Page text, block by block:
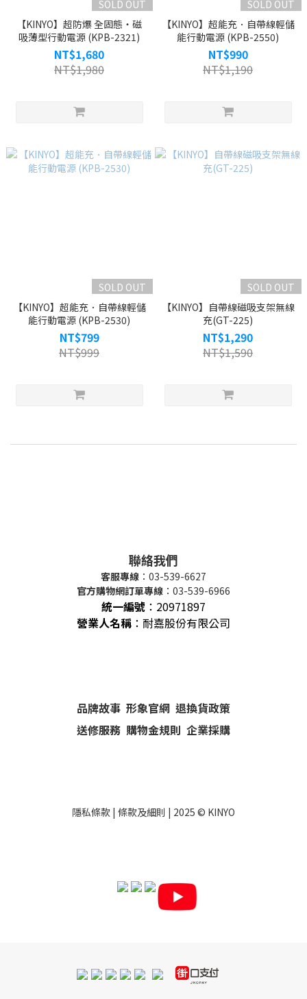
SOLD OUT
【KINYO】超防爆 全固態‧磁
吸薄型行動電源 (KPB-2321)
NT$1,680
NT$1,980
SOLD OUT
【KINYO】超能充．自帶線輕儲
能行動電源 (KPB-2550)
NT$990
NT$1,190
SOLD OUT
【KINYO】超能充．自帶線輕儲
能行動電源 (KPB-2530)
NT$799
NT$999
SOLD OUT
【KINYO】自帶線磁吸支架無線
充(GT-225)
NT$1,290
NT$1,590
聯絡我們
客服專線 ：03-539-6627
官方購物網訂單專線 ：03-539-6966
統一編號 ： 20971897
營業人名稱 ：耐嘉股份有限公司
品牌故事 形象官網 退換貨政策
送修服務 購物金規則 企業採購
隱私條款 | 條款及細則 | 2025 © KINYO